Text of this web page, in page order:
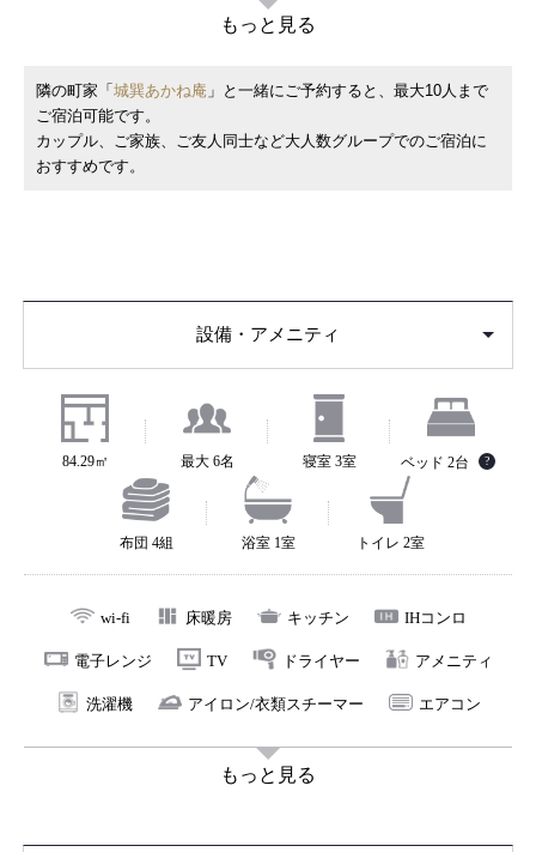
一日一組限定の一棟貸し宿泊施設「二条すみれ庵」。京
へとリノベーションした完全プライベートな町家（町
屋）宿。
印象に見せる一文字瓦など、京町家の特色をあわせ持つ
外観。1階には坪庭に面した和室、格子窓から光の漏れる
や浴槽にヒノキを用い、清々しい気分でリラックスして
いただけます。2階は町家特有の吹き抜けである「火袋」
から光を感じる洋寝室と、勾配天井が特徴的な和室。和
の穏やかな雰囲気の中でゆったりとおくつろぎいただけ
ます。
京都が舞台となった歴史と、街に息づく暮らしの文化を
すぐそばで体感できる町家宿「二条すみれ庵」で、ワン
もっと見る
隣の町家「 城巽あかね庵 」と一緒にご予約すると、最大10人まで
ご宿泊可能です。
カップル、ご家族、ご友人同士など大人数グループでのご宿泊に
おすすめです。
設備・アメニティ
84.29㎡ 最大 6名 寝室 3室 ベッド 2台 ?
布団 4組 浴室 1室 トイレ 2室
wi-fi 床暖房 キッチン IHコンロ
電子レンジ TV ドライヤー アメニティ
洗濯機 アイロン/衣類スチーマー エアコン
もっと見る